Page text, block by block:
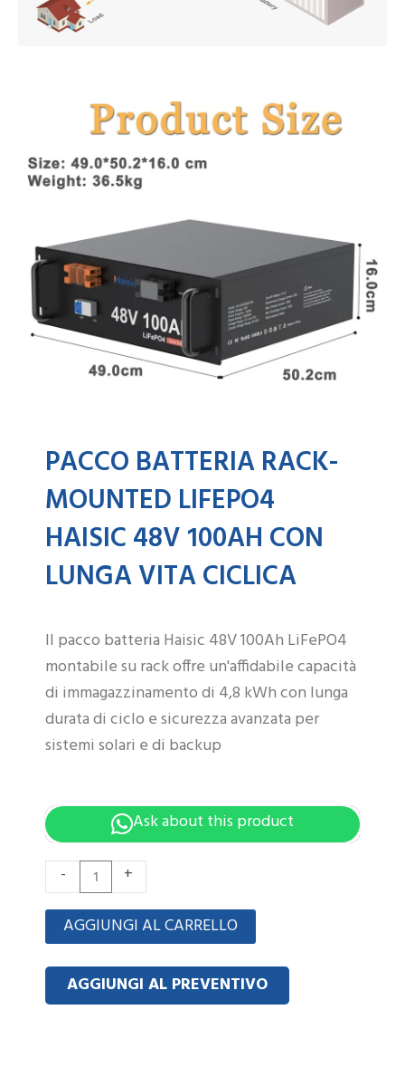
PACCO BATTERIA RACK-
MOUNTED LIFEPO4
HAISIC 48V 100AH CON
LUNGA VITA CICLICA
Il pacco batteria Haisic 48V 100Ah LiFePO4
montabile su rack offre un'affidabile capacità
di immagazzinamento di 4,8 kWh con lunga
durata di ciclo e sicurezza avanzata per
sistemi solari e di backup
Ask about this product
-
Haisic
48V
100Ah
LiFePO4
Rack-
Mounted
+
AGGIUNGI AL CARRELLO
AGGIUNGI AL PREVENTIVO